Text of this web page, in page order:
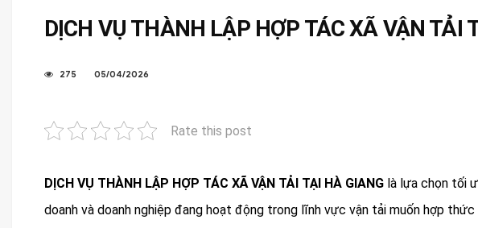
DỊCH VỤ THÀNH LẬP HỢP TÁC XÃ VẬN TẢI
275 05/04/2026
Rate this post
DỊCH VỤ THÀNH LẬP HỢP TÁC XÃ VẬN TẢI TẠI HÀ GIANG là lựa chọn tối
doanh và doanh nghiệp đang hoạt động trong lĩnh vực vận tải muốn hợp